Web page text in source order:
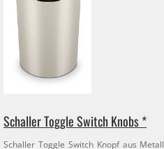
Schaller Toggle Switch Knobs *
Schaller Toggle Switch Knopf aus Metall